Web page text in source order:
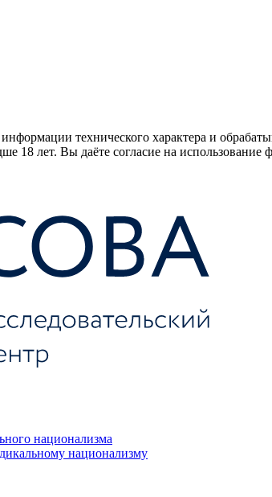
технического характера и
18 лет. Вы даёте согласие на использование
национализма
национализму